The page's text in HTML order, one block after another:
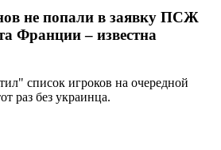
не попали в заявку ПСЖ
Франции – известна
список игроков на очередной
раз без украинца.